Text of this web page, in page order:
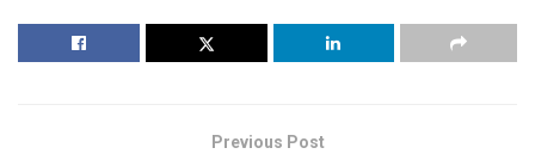
Previous Post